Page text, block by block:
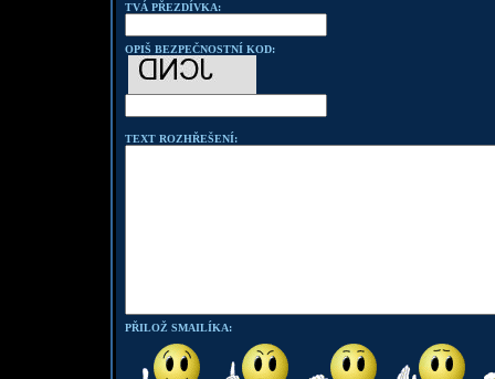
TVÁ PŘEZDÍVKA:
OPIŠ BEZPEČNOSTNÍ KOD:
TEXT ROZHŘEŠENÍ:
PŘILOŽ SMAILÍKA: